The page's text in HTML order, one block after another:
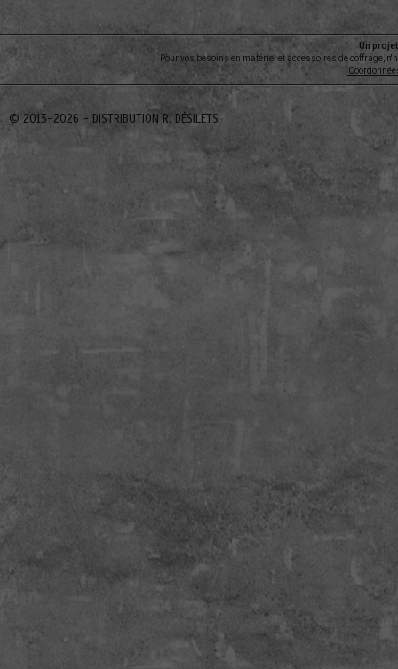
Un
Pour vos besoins en matériel et accessoires de coffrage,
© 2013-2026 - DISTRIBUTION R. DÉSILETS